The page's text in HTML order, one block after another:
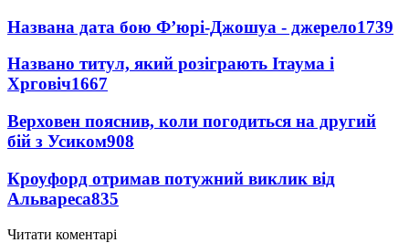
Названа дата бою Ф’юрі-Джошуа - джерело1739
Названо титул, який розіграють Ітаума і
Хрговіч1667
Верховен пояснив, коли погодиться на другий
бій з Усиком908
Кроуфорд отримав потужний виклик від
Альвареса835
Читати коментарі